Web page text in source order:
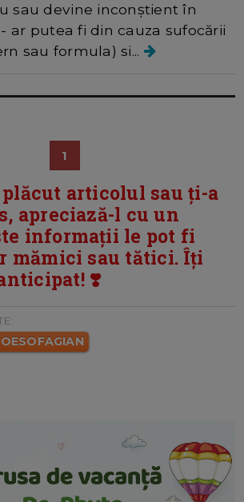
sau devine inconștient în
ar putea fi din cauza sufocării
sau formula) si...
1
articolul sau ți-a
apreciază-l cu un
informații le pot fi
mămici sau tătici. Îți
❣️